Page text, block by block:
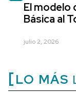
El modelo
Básica al
julio 2, 2026
LO MÁS